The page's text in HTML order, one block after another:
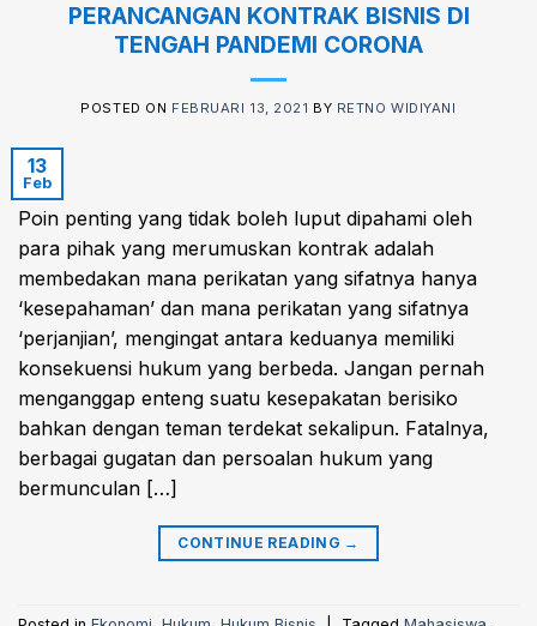
PERANCANGAN KONTRAK BISNIS DI
TENGAH PANDEMI CORONA
POSTED ON FEBRUARI 13, 2021 BY RETNO WIDIYANI
13
Feb
Poin penting yang tidak boleh luput dipahami oleh
para pihak yang merumuskan kontrak adalah
membedakan mana perikatan yang sifatnya hanya
‘kesepahaman’ dan mana perikatan yang sifatnya
‘perjanjian’, mengingat antara keduanya memiliki
konsekuensi hukum yang berbeda. Jangan pernah
menganggap enteng suatu kesepakatan berisiko
bahkan dengan teman terdekat sekalipun. Fatalnya,
berbagai gugatan dan persoalan hukum yang
bermunculan […]
CONTINUE READING →